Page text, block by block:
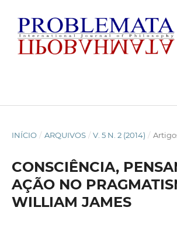
INÍCIO / ARQUIVOS / V. 5 N. 2 (2014) /
CONSCIÊNCIA,
AÇÃO NO
WILLIAM JAMES